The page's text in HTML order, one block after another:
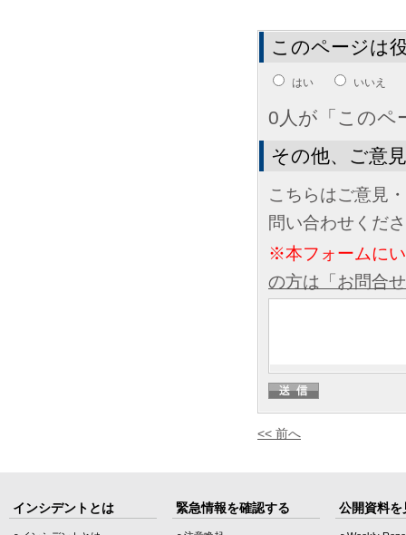
このページは
はい いいえ
0人が「このペ
その他、ご意
こちらはご意見
問い合わせくだ
※本フォームに
の方は「お問合
<< 前へ
インシデントとは 緊急情報を確認する 公開資料を